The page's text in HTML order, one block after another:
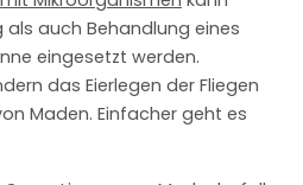
auch Behandlung eines
eingesetzt werden.
das Eierlegen der Fliegen
Maden. Einfacher geht es